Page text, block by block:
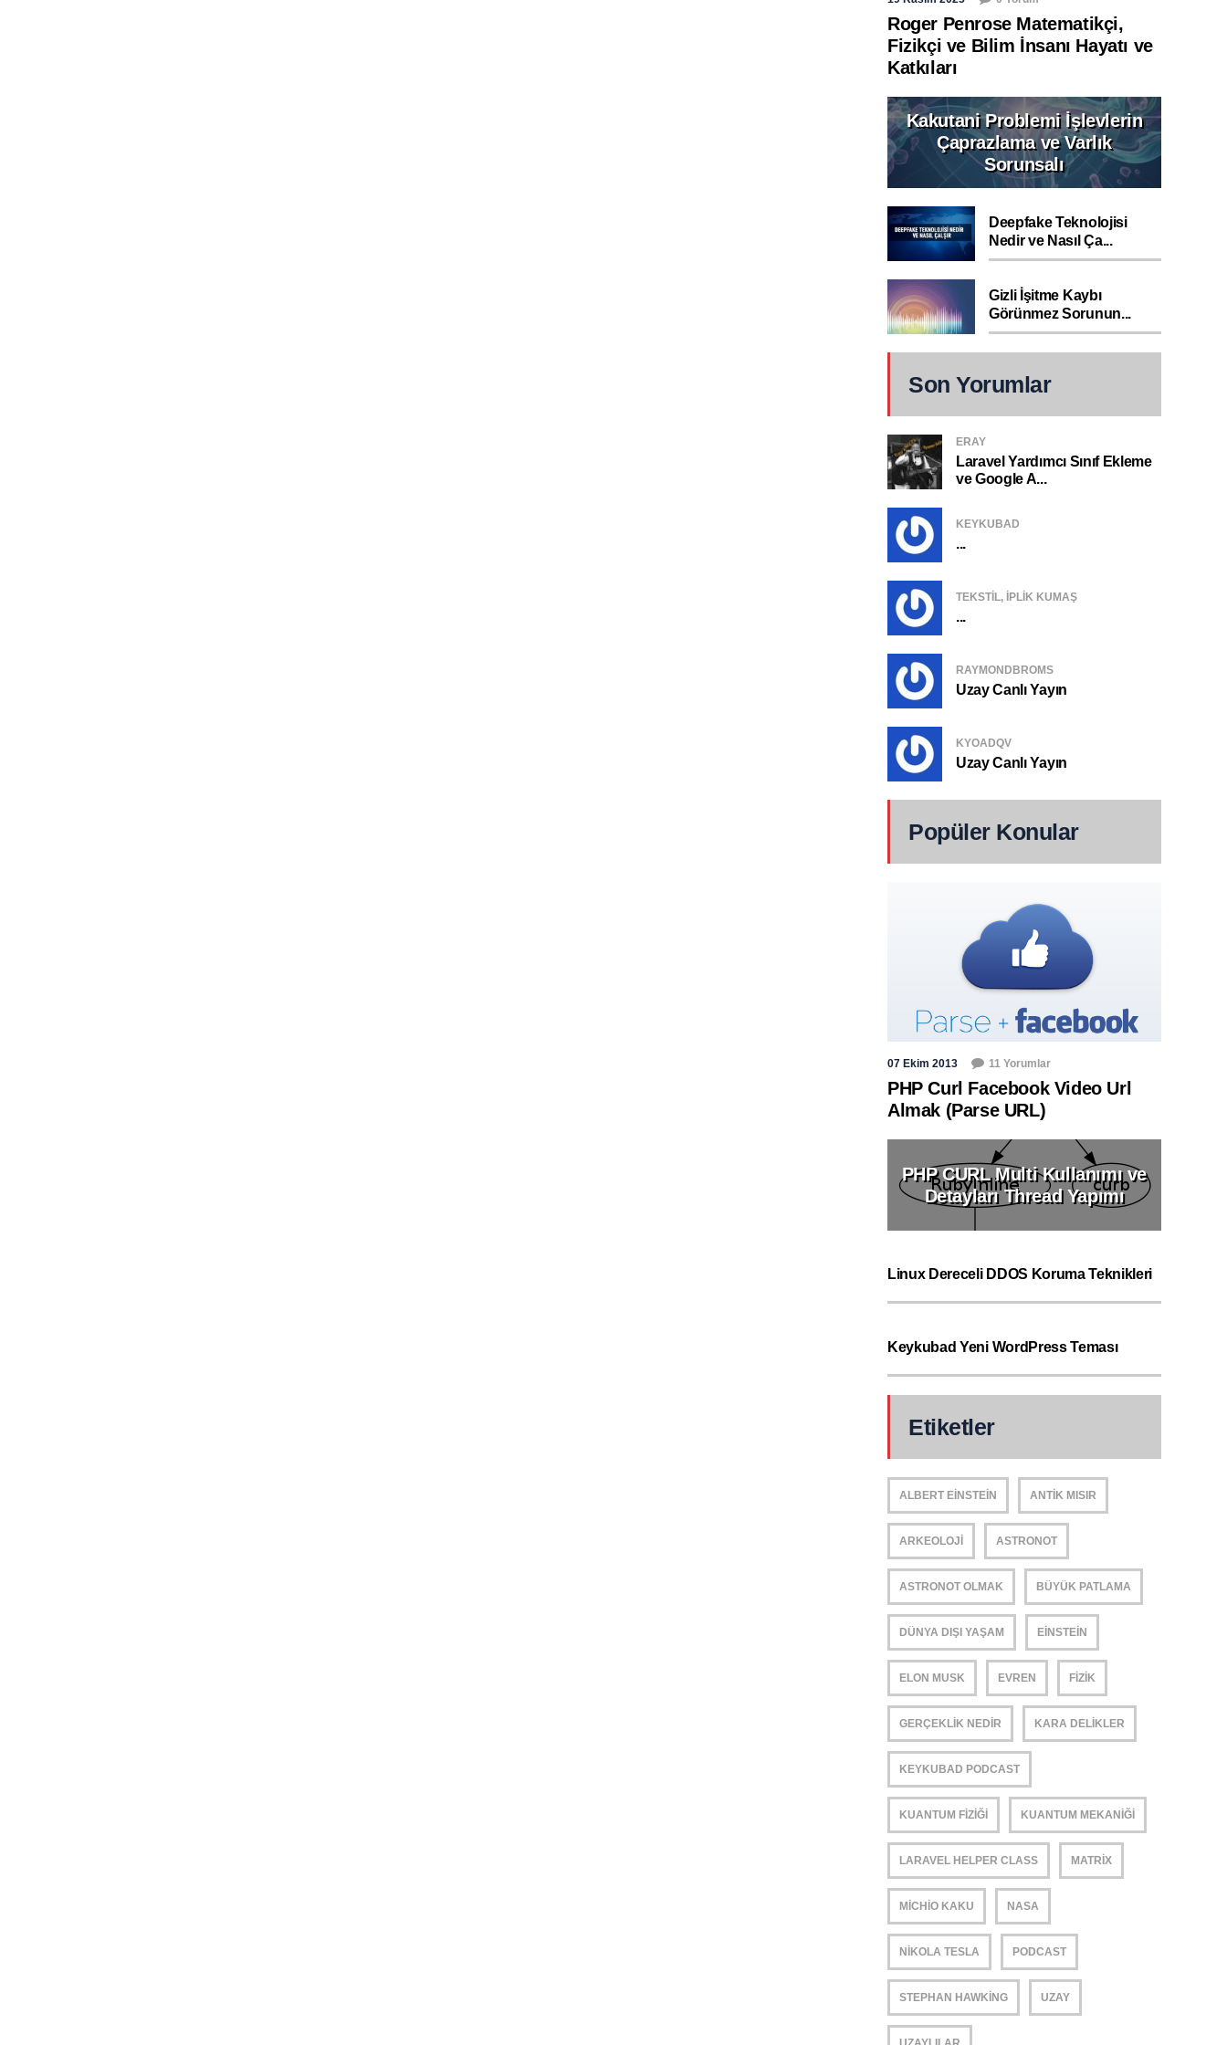
Roger Penrose Matematikçi,
Fizikçi ve Bilim İnsanı Hayatı ve
Katkıları
Kakutani Problemi İşlevlerin
Çaprazlama ve Varlık
Sorunsalı
Deepfake Teknolojisi
Nedir ve Nasıl Ça...
Gizli İşitme Kaybı
Görünmez Sorunun...
Son Yorumlar
ERAY
Laravel Yardımcı Sınıf Ekleme
ve Google A...
KEYKUBAD
...
TEKSTIL, IPLIK KUMAŞ
...
RAYMONDBROMS
Uzay Canlı Yayın
KYOADQV
Uzay Canlı Yayın
Popüler Konular
07 Ekim 2013 11 Yorumlar
PHP Curl Facebook Video Url
Almak (Parse URL)
PHP CURL Multi Kullanımı ve
Detayları Thread Yapımı
Linux Dereceli DDOS Koruma Teknikleri
Keykubad Yeni WordPress Teması
Etiketler
ALBERT EINSTEIN ANTIK MISIR
ARKEOLOJI ASTRONOT
ASTRONOT OLMAK BÜYÜK PATLAMA
DÜNYA DIŞI YAŞAM EINSTEIN
ELON MUSK EVREN FIZIK
GERÇEKLIK NEDIR KARA DELIKLER
KEYKUBAD PODCAST
KUANTUM FIZIĞI KUANTUM MEKANIĞI
LARAVEL HELPER CLASS MATRIX
MICHIO KAKU NASA
NIKOLA TESLA PODCAST
STEPHAN HAWKING UZAY